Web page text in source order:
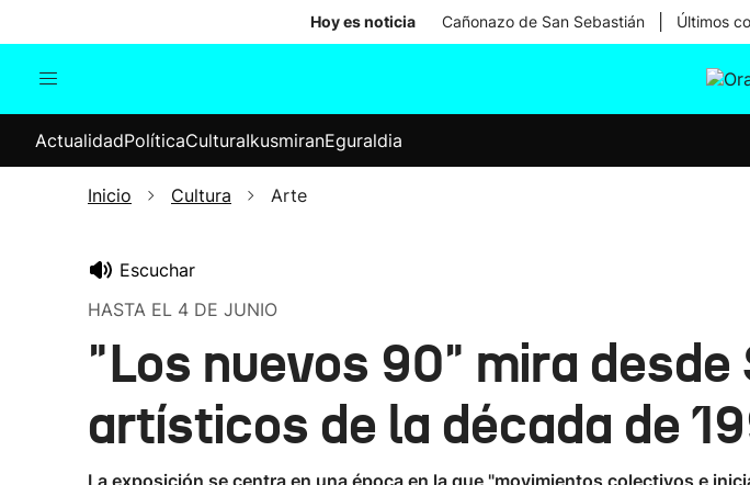
Hoy es noticia Cañonazo de San Sebastián Últimos
Internacional
Elecciones
ActualidadPolíticaCulturaIkusmiranEguraldia
Inicio Cultura Arte
Escuchar
HASTA EL 4 DE JUNIO
"Los nuevos 90" mira
artísticos de la década de
La exposición se centra en una época en la que "movimientos colectivos e